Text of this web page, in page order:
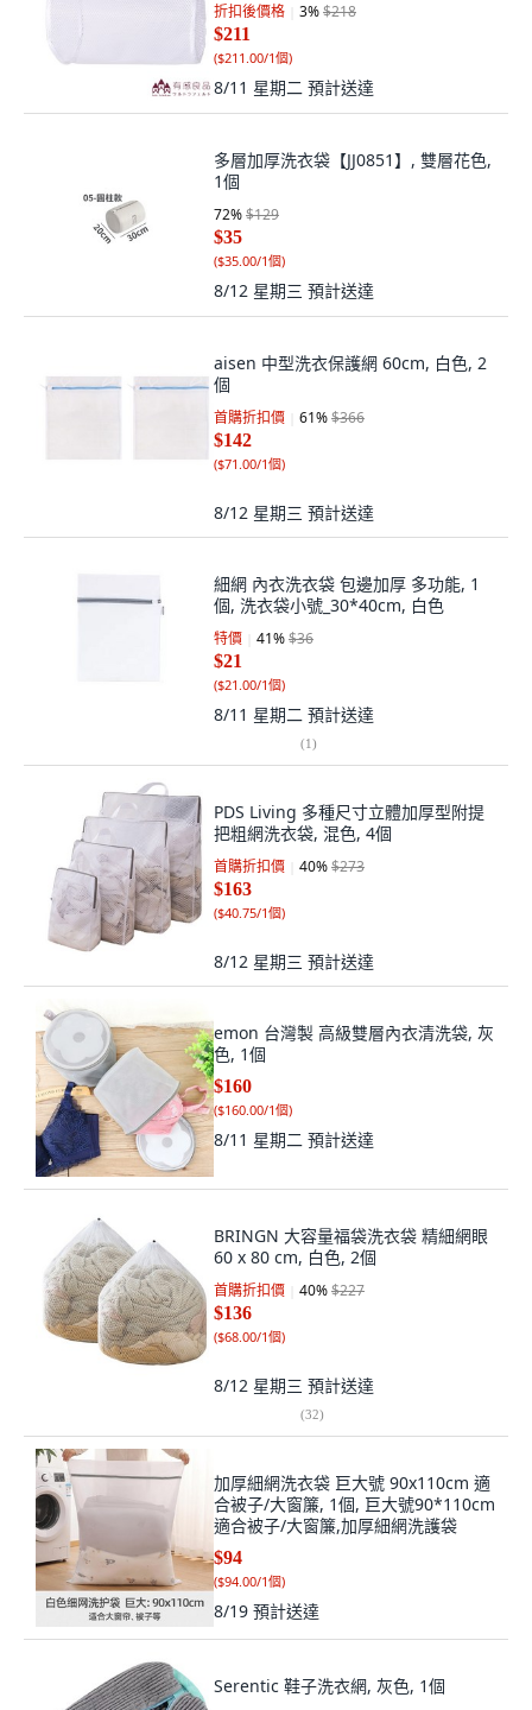
折扣後價格 3%$218
$211
($211.00/1個)
8/11 星期二 預計送達
多層加厚洗衣袋【JJ0851】, 雙層花色,
1個
72%$129
$35
($35.00/1個)
8/12 星期三 預計送達
aisen 中型洗衣保護網 60cm, 白色, 2
個
首購折扣價 61%$366
$142
($71.00/1個)
8/12 星期三 預計送達
細網 內衣洗衣袋 包邊加厚 多功能, 1
個, 洗衣袋小號_30*40cm, 白色
特價 41%$36
$21
($21.00/1個)
8/11 星期二 預計送達
(1)
PDS Living 多種尺寸立體加厚型附提
把粗網洗衣袋, 混色, 4個
首購折扣價 40%$273
$163
($40.75/1個)
8/12 星期三 預計送達
emon 台灣製 高級雙層內衣清洗袋, 灰
色, 1個
$160
($160.00/1個)
8/11 星期二 預計送達
BRINGN 大容量福袋洗衣袋 精細網眼
60 x 80 cm, 白色, 2個
首購折扣價 40%$227
$136
($68.00/1個)
8/12 星期三 預計送達
(32)
加厚細網洗衣袋 巨大號 90x110cm 適
合被子/大窗簾, 1個, 巨大號90*110cm
適合被子/大窗簾,加厚細網洗護袋
$94
($94.00/1個)
8/19 預計送達
Serentic 鞋子洗衣網, 灰色, 1個